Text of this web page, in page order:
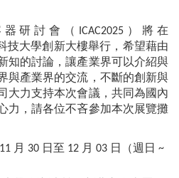
研討會（ICAC2025）將在
技大學創新大樓舉行，希望藉由
知的討論，讓產業界可以介紹與
與產業界的交流，不斷的創新與
大力支持本次會議，共同為國內
力，請各位不吝參加本次展覽攤
11 月 30 日至 12 月 03 日（週日 ~